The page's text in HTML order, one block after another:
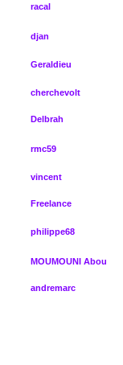
racal
djan
Geraldieu
cherchevolt
Delbrah
rmc59
vincent
Freelance
philippe68
MOUMOUNI Abou
andremarc